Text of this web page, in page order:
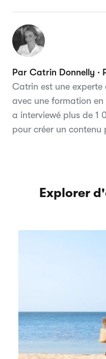
Par Catrin Donnelly ·
Catrin est une experte
avec une formation
a interviewé plus de 1
pour créer un contenu
Explorer